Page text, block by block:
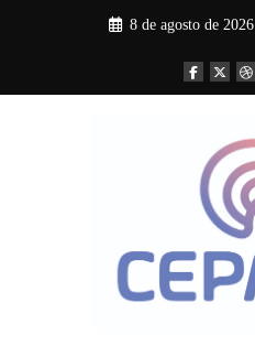
8 de agosto de 2026